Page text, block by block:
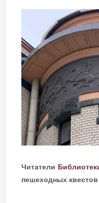
Читатели
пешеходных